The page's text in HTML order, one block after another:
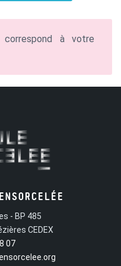
correspond à votre
- BP 485
CEDEX
07